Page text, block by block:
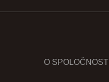
O SPOLOČNOSTI